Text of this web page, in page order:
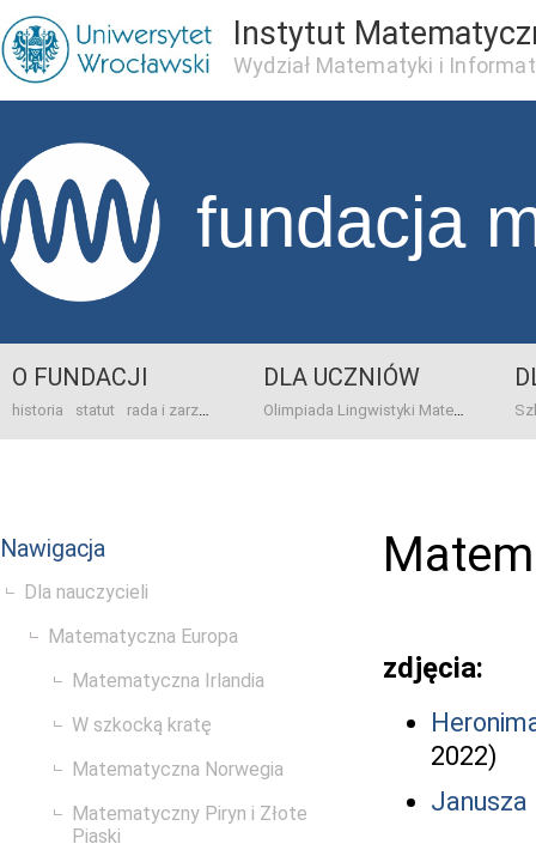
Instytut
Wydział Matematyki i
fundacja
O FUNDACJI
historia statut rada i zarząd dane bankowo-adresowe kontakt
DLA UCZNIÓW
Olimpiada Lingwistyki Matematycznej
Nawigacja
Dla nauczycieli
Matematyczna Europa
Matematyczna Irlandia
W szkocką kratę
Matematyczna Norwegia
Matematyczny Piryn i Złote
Piaski
zdjęcia:
2022)
Janusza